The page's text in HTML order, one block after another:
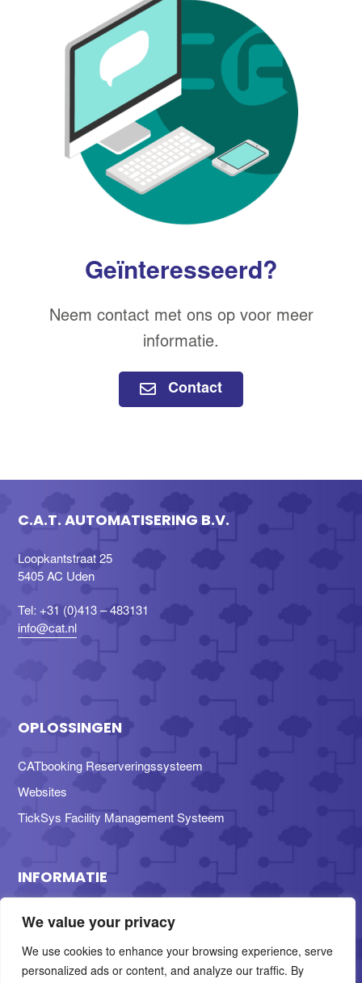
We value your privacy
We use cookies to enhance your browsing experience, serve
personalized ads or content, and analyze our traffic. By
Geïnteresseerd?
Neem contact met ons op voor meer
informatie.
Contact
C.A.T. AUTOMATISERING B.V.
Loopkantstraat 25
5405 AC Uden
Tel: +31 (0)413 – 483131
info@cat.nl
OPLOSSINGEN
CATbooking Reserveringssysteem
Websites
TickSys Facility Management Systeem
INFORMATIE
Nieuws
Contact